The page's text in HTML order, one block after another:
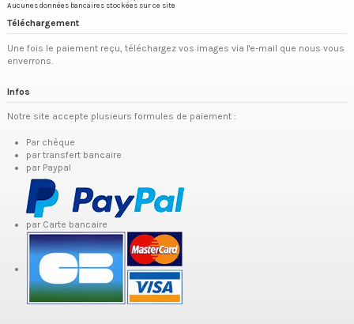
Aucunes données bancaires stockées sur ce site
Téléchargement
Une fois le paiement reçu, téléchargez vos images via l'e-mail que nous vous
enverrons.
Infos
Notre site accepte plusieurs formules de paiement :
Par chèque
par transfert bancaire
par Paypal
par Carte bancaire